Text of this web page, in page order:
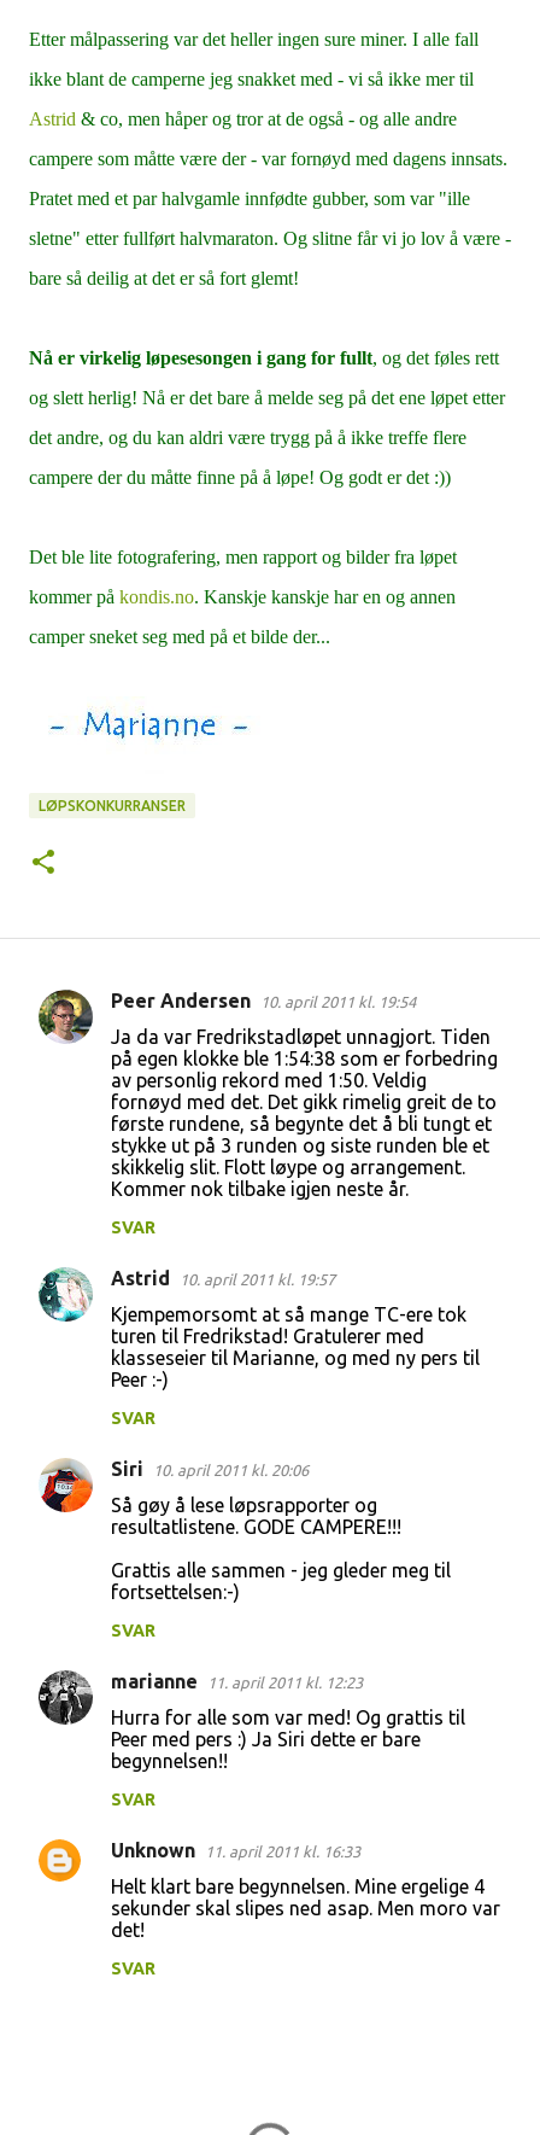
Etter målpassering var det heller ingen sure miner. I alle fall
ikke blant de camperne jeg snakket med - vi så ikke mer til
Astrid & co, men håper og tror at de også - og alle andre
campere som måtte være der - var fornøyd med dagens innsats.
Pratet med et par halvgamle innfødte gubber, som var "ille
sletne" etter fullført halvmaraton. Og slitne får vi jo lov å være -
bare så deilig at det er så fort glemt!
Nå er virkelig løpesesongen i gang for fullt, og det føles rett
og slett herlig! Nå er det bare å melde seg på det ene løpet etter
det andre, og du kan aldri være trygg på å ikke treffe flere
campere der du måtte finne på å løpe! Og godt er det :))
Det ble lite fotografering, men rapport og bilder fra løpet
kommer på kondis.no. Kanskje kanskje har en og annen
camper sneket seg med på et bilde der...
LØPSKONKURRANSER
K
r
e
Peer Andersen 10. april 2011 kl. 19:54
Ja da var Fredrikstadløpet unnagjort. Tiden
på egen klokke ble 1:54:38 som er forbedring
av personlig rekord med 1:50. Veldig
fornøyd med det. Det gikk rimelig greit de to
første rundene, så begynte det å bli tungt et
stykke ut på 3 runden og siste runden ble et
skikkelig slit. Flott løype og arrangement.
Kommer nok tilbake igjen neste år.
SVAR
Astrid 10. april 2011 kl. 19:57
Kjempemorsomt at så mange TC-ere tok
turen til Fredrikstad! Gratulerer med
klasseseier til Marianne, og med ny pers til
Peer :-)
SVAR
Siri 10. april 2011 kl. 20:06
Så gøy å lese løpsrapporter og
resultatlistene. GODE CAMPERE!!!
Grattis alle sammen - jeg gleder meg til
fortsettelsen:-)
SVAR
marianne 11. april 2011 kl. 12:23
Hurra for alle som var med! Og grattis til
Peer med pers :) Ja Siri dette er bare
begynnelsen!!
SVAR
Unknown 11. april 2011 kl. 16:33
Helt klart bare begynnelsen. Mine ergelige 4
sekunder skal slipes ned asap. Men moro var
det!
SVAR